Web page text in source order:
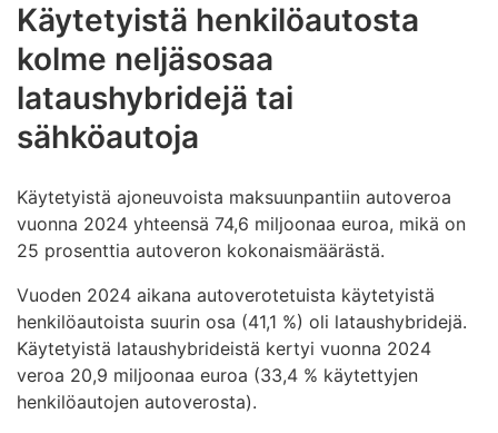
Käytetyistä henkilöautosta
kolme neljäsosaa
lataushybridejä tai
sähköautoja
Käytetyistä ajoneuvoista maksuunpantiin autoveroa
vuonna 2024 yhteensä 74,6 miljoonaa euroa, mikä on
25 prosenttia autoveron kokonaismäärästä.
Vuoden 2024 aikana autoverotetuista käytetyistä
henkilöautoista suurin osa (41,1 %) oli lataushybridejä.
Käytetyistä lataushybrideistä kertyi vuonna 2024
veroa 20,9 miljoonaa euroa (33,4 % käytettyjen
henkilöautojen autoverosta).